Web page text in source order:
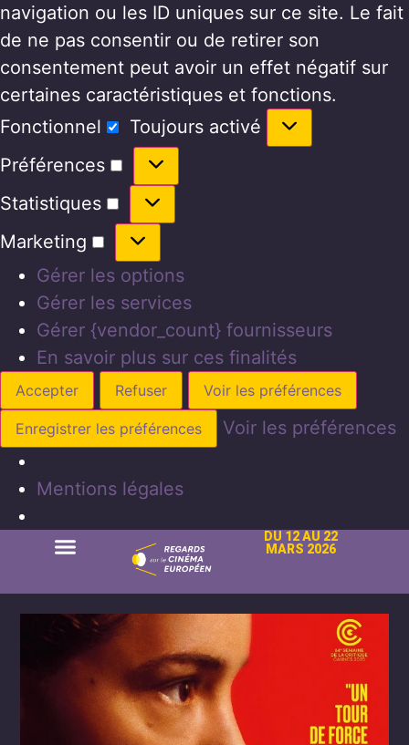
navigation ou les ID uniques sur ce site. Le fait
de ne pas consentir ou de retirer son
consentement peut avoir un effet négatif sur
certaines caractéristiques et fonctions.
Fonctionnel
Toujours activé
Préférences
Statistiques
Marketing
Gérer les options
Gérer les services
Gérer {vendor_count} fournisseurs
En savoir plus sur ces finalités
Accepter Refuser Voir les préférences
Enregistrer les préférences Voir les préférences
Mentions légales
DU 12 AU 22
MARS 2026